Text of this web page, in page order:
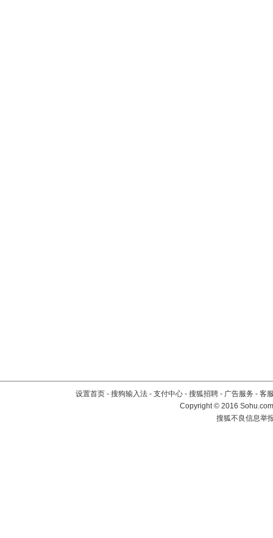
设置首页 - 搜狗输入法 - 支付中心 - 搜狐招聘 - 广告服务 - 客
Copyright©2016
搜狐不良信息举